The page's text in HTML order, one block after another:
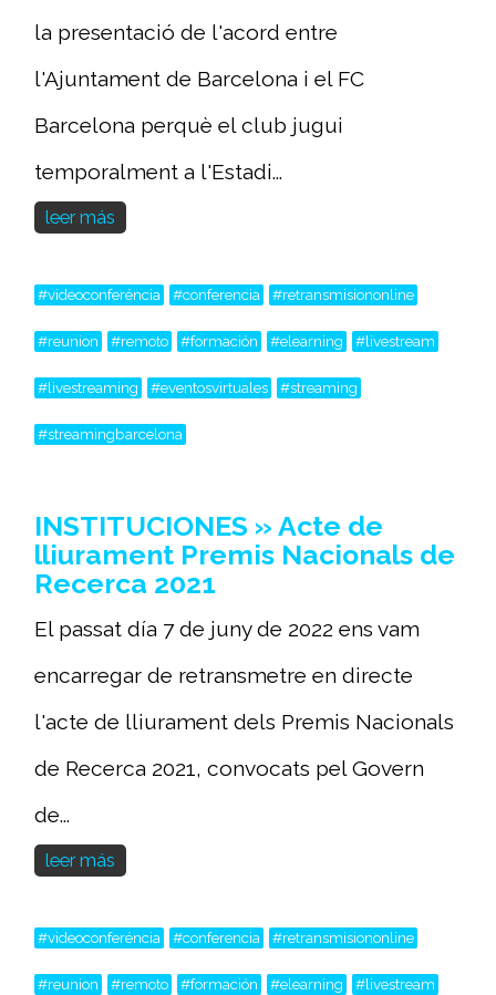
la presentació de l'acord entre
l'Ajuntament de Barcelona i el FC
Barcelona perquè el club jugui
temporalment a l'Estadi...
leer más
#videoconferéncia #conferencia #retransmisiononline
#reunion #remoto #formación #elearning #livestream
#livestreaming #eventosvirtuales #streaming
#streamingbarcelona
INSTITUCIONES » Acte de
lliurament Premis Nacionals de
Recerca 2021
El passat día 7 de juny de 2022 ens vam
encarregar de retransmetre en directe
l'acte de lliurament dels Premis Nacionals
de Recerca 2021, convocats pel Govern
de...
leer más
#videoconferéncia #conferencia #retransmisiononline
#reunion #remoto #formación #elearning #livestream